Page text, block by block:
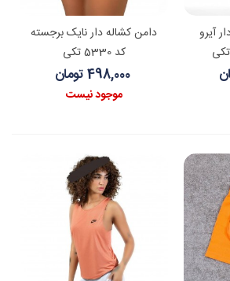
آیرو
دامن کشاله دار نایک برجسته
کد 5330 تکی
498,000 تومان
موجود نیست